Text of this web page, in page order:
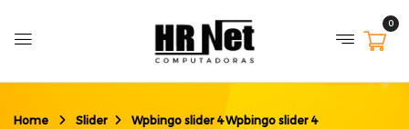
0
Home Slider Wpbingo slider 4Wpbingo slider 4